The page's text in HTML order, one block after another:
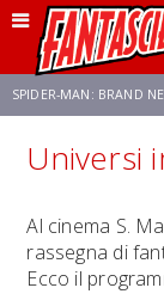
SPIDER-MAN: BRAND
FRANCO RICCIARDIELLO
NETFLIX SADIE SINK
Universi
Al cinema S.
rassegna di
Ecco il